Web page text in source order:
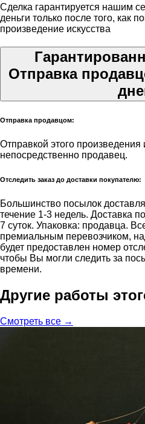
Сделка гарантируется нашим
деньги только после того, как
произведение искусства
Отправка
Отправка продавцом:
Отправкой этого произведения
непосредственно продавец.
Отследить заказ до доставки покупателю:
Большинство посылок
течение 1-3 недель. Доставка
7 суток. Упаковка: продавца.
премиальным перевозчиком,
будет предоставлен номер
чтобы Вы могли следить за
времени.
Другие работы
Смотреть все →